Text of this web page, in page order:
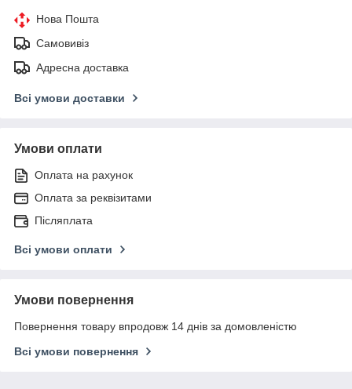
Нова Пошта
Самовивіз
Адресна доставка
Всі умови доставки
Умови оплати
Оплата на рахунок
Оплата за реквізитами
Післяплата
Всі умови оплати
Умови повернення
Повернення товару впродовж 14 днів за домовленістю
Всі умови повернення